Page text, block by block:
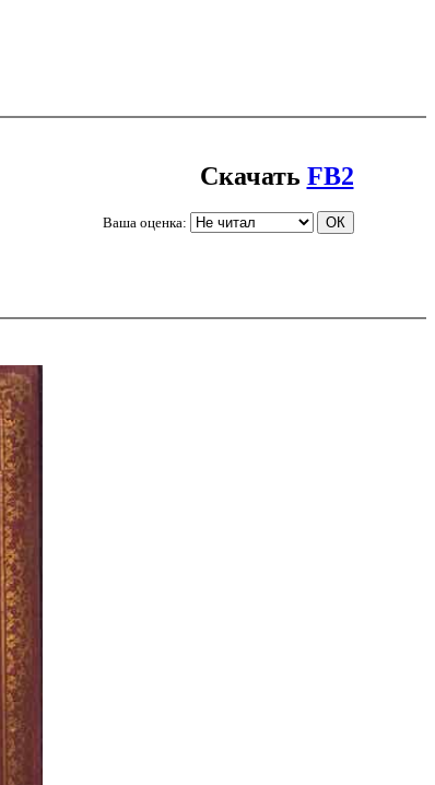
Скачать FB2
Ваша оценка: